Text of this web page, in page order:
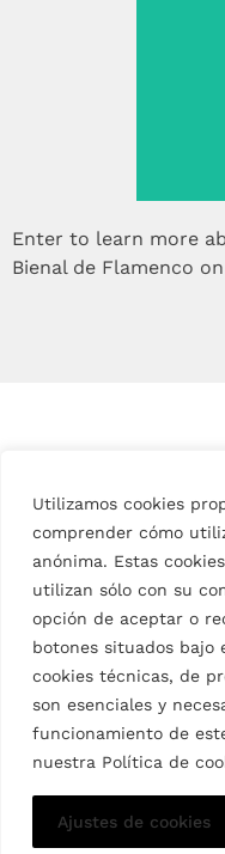
Utilizamos cookies
comprender cómo
anónima. Estas
utilizan sólo con su
opción de aceptar o
botones situados bajo
cookies técnicas, de
son esenciales y
funcionamiento de
nuestra Política de
Ajustes de cookies
Enter to learn more
Bienal de Flamenco